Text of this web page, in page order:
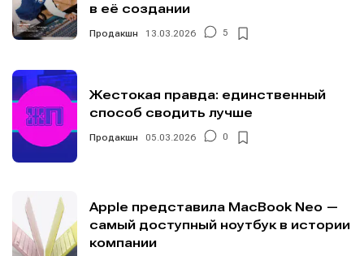
в её создании
Продакшн 13.03.2026 5
Жестокая правда: единственный
способ сводить лучше
Продакшн 05.03.2026 0
Apple представила MacBook Neo —
самый доступный ноутбук в истории
компании